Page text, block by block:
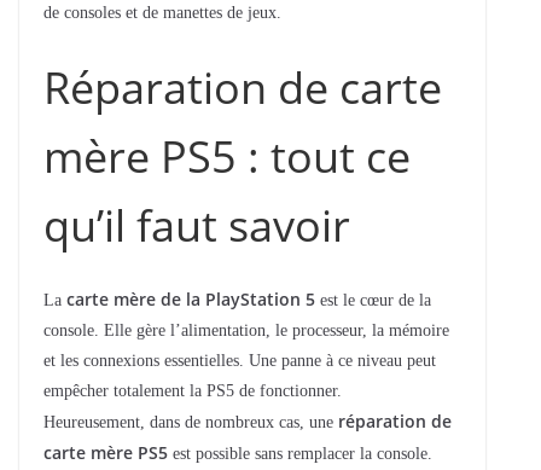
de consoles et de manettes de jeux.
Réparation de carte
mère PS5 : tout ce
qu’il faut savoir
La carte mère de la PlayStation 5 est le cœur de la
console. Elle gère l’alimentation, le processeur, la mémoire
et les connexions essentielles. Une panne à ce niveau peut
empêcher totalement la PS5 de fonctionner.
Heureusement, dans de nombreux cas, une réparation de
carte mère PS5 est possible sans remplacer la console.